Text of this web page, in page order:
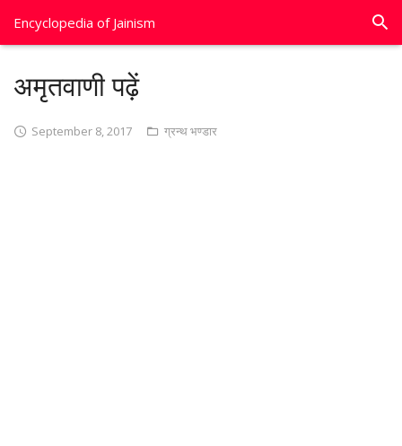
Encyclopedia of Jainism
अमृतवाणी पढ़ें
September 8, 2017 ग्रन्थ भण्डार